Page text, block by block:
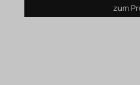
zum